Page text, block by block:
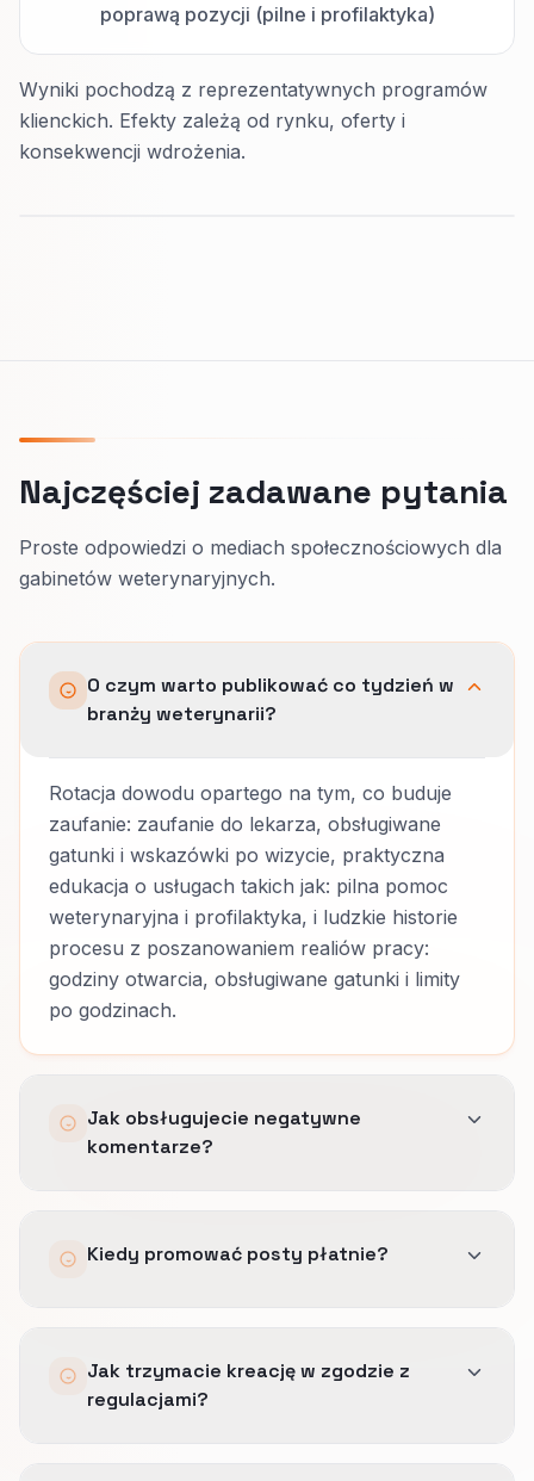
poprawą pozycji (pilne i profilaktyka)
Wyniki pochodzą z reprezentatywnych programów
klienckich. Efekty zależą od rynku, oferty i
konsekwencji wdrożenia.
Najczęściej zadawane pytania
Proste odpowiedzi o mediach społecznościowych dla
gabinetów weterynaryjnych.
O czym warto publikować co tydzień w
branży weterynarii?
Rotacja dowodu opartego na tym, co buduje
zaufanie: zaufanie do lekarza, obsługiwane
gatunki i wskazówki po wizycie, praktyczna
edukacja o usługach takich jak: pilna pomoc
weterynaryjna i profilaktyka, i ludzkie historie
procesu z poszanowaniem realiów pracy:
godziny otwarcia, obsługiwane gatunki i limity
po godzinach.
Jak obsługujecie negatywne
komentarze?
prawne, żeby odpowiedzi były spokojne i
Kiedy promować posty płatnie?
na stronę lub wiadomości prywatne powiązane
z ofertą, którą naprawdę dowieziecie przy
Jak trzymacie kreację w zgodzie z
regulacjami?